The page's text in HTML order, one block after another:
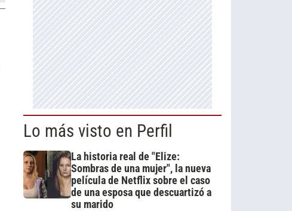
Lo más visto en Perfil
La historia real de "Elize:
Sombras de una mujer", la nueva
película de Netflix sobre el caso
de una esposa que descuartizó a
su marido